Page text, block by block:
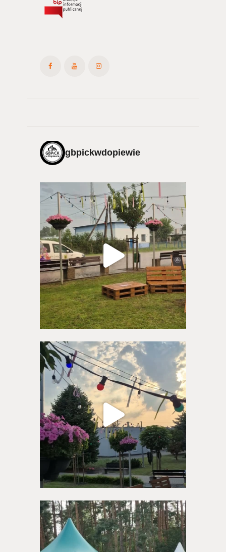
gbpickwdopiewie